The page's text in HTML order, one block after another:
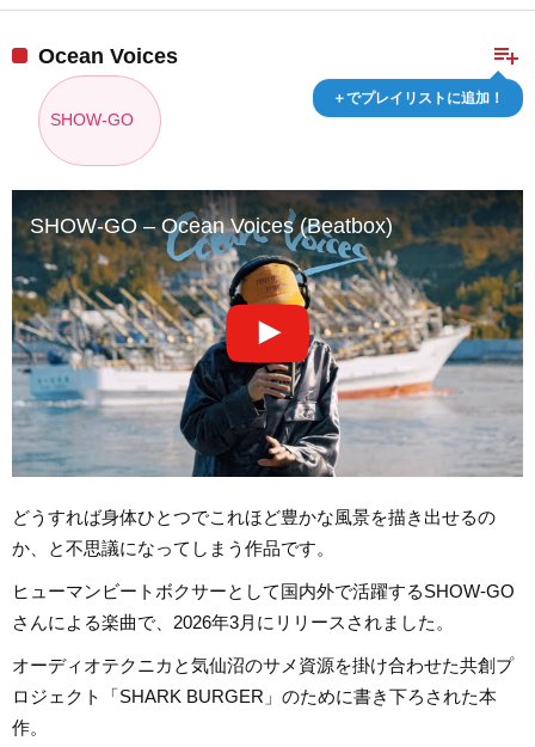
playlist_add
＋でプレイリストに追加！
Ocean Voices
SHOW-GO
SHOW-GO – Ocean Voices (Beatbox)
どうすれば身体ひとつでこれほど豊かな風景を描き出せるの
か、と不思議になってしまう作品です。
ヒューマンビートボクサーとして国内外で活躍するSHOW-GO
さんによる楽曲で、2026年3月にリリースされました。
オーディオテクニカと気仙沼のサメ資源を掛け合わせた共創プ
ロジェクト「SHARK BURGER」のために書き下ろされた本
作。